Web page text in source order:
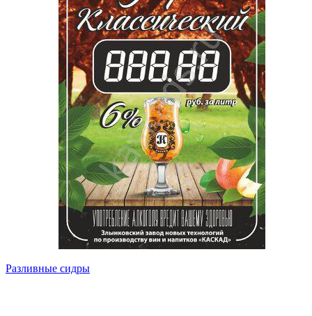
Разливные сидры